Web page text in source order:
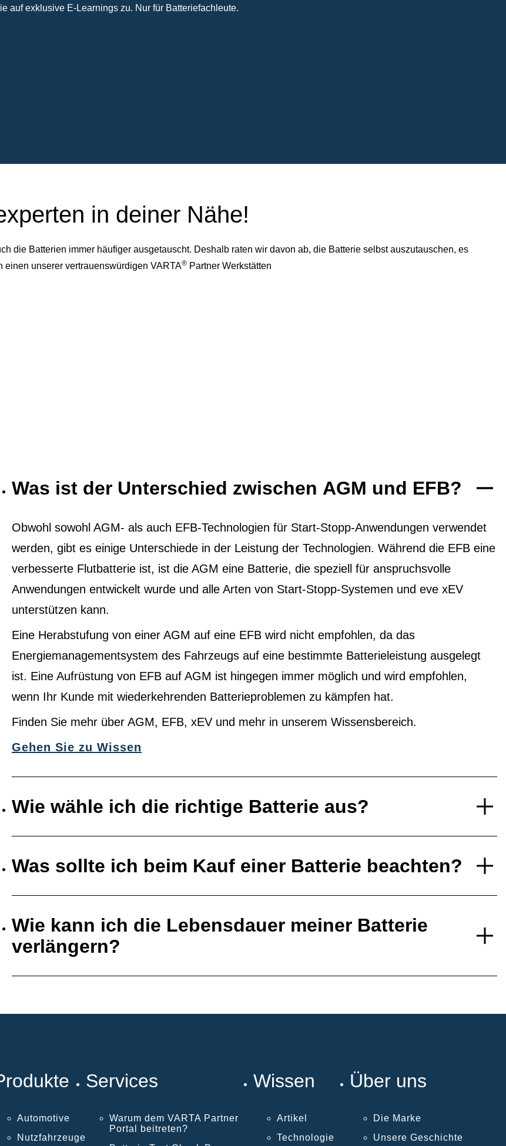
auf exklusive E-Learnings zu. Nur für Batteriefachleute.
in deiner Nähe!
die Batterien immer häufiger ausgetauscht. Deshalb raten wir davon ab, die Batterie selbst auszutauschen, es
einen unserer vertrauenswürdigen VARTA® Partner Werkstätten
Was ist der Unterschied zwischen AGM und EFB?
Obwohl sowohl AGM- als auch EFB-Technologien für Start-Stopp-Anwendungen verwendet
werden, gibt es einige Unterschiede in der Leistung der Technologien. Während die EFB eine
verbesserte Flutbatterie ist, ist die AGM eine Batterie, die speziell für anspruchsvolle
Anwendungen entwickelt wurde und alle Arten von Start-Stopp-Systemen und eve xEV
unterstützen kann.
Eine Herabstufung von einer AGM auf eine EFB wird nicht empfohlen, da das
Energiemanagementsystem des Fahrzeugs auf eine bestimmte Batterieleistung ausgelegt
ist. Eine Aufrüstung von EFB auf AGM ist hingegen immer möglich und wird empfohlen,
wenn Ihr Kunde mit wiederkehrenden Batterieproblemen zu kämpfen hat.
Finden Sie mehr über AGM, EFB, xEV und mehr in unserem Wissensbereich.
Gehen Sie zu Wissen
Wie wähle ich die richtige Batterie aus?
Was sollte ich beim Kauf einer Batterie beachten?
Wie kann ich die Lebensdauer meiner Batterie
verlängern?
Automotive
Nutzfahrzeuge
Services
Warum dem VARTA Partner
Portal beitreten?
Wissen
Artikel
Technologie
Über uns
Die Marke
Unsere Geschichte